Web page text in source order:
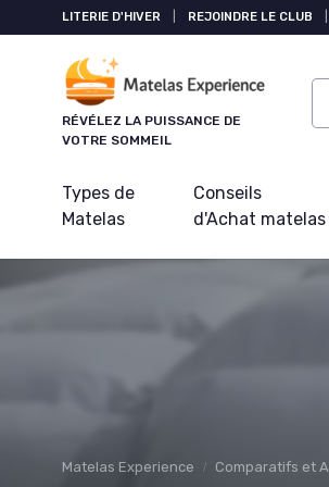
LITERIE D'HIVER REJOINDRE LE CLUB
RÉVÉLEZ LA PUISSANCE DE
VOTRE SOMMEIL
Types de
Matelas
Conseils
d'Achat matelas
Matelas Experience Comparatifs et
Panneau de gestion des cookies